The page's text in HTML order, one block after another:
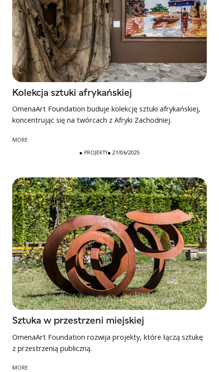
Kolekcja sztuki afrykańskiej
OmenaArt Foundation buduje kolekcję sztuki afrykańskiej,
koncentrując się na twórcach z Afryki Zachodniej.
MORE
● PROJEKTY● 21/06/2025
Sztuka w przestrzeni miejskiej
OmenaArt Foundation rozwija projekty, które łączą sztukę
z przestrzenią publiczną.
MORE